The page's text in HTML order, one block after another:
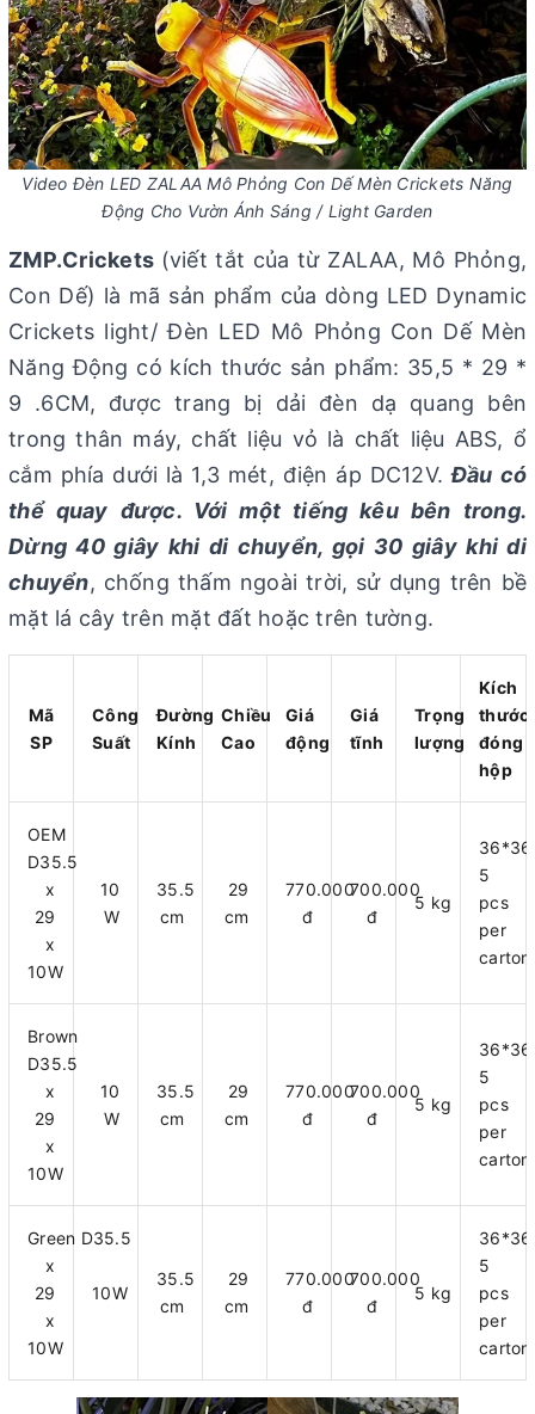
Video Đèn LED ZALAA Mô Phỏng Con Dế Mèn Crickets Năng
Động Cho Vườn Ánh Sáng / Light Garden
ZMP.Crickets (viết tắt của từ ZALAA, Mô Phỏng,
Con Dế) là mã sản phẩm của dòng LED Dynamic
Crickets light/ Đèn LED Mô Phỏng Con Dế Mèn
Năng Động có kích thước sản phẩm: 35,5 * 29 *
9 .6CM, được trang bị dải đèn dạ quang bên
trong thân máy, chất liệu vỏ là chất liệu ABS, ổ
cắm phía dưới là 1,3 mét, điện áp DC12V.Đầu có
thể quay được. Với một tiếng kêu bên trong.
Dừng 40 giây khi di chuyển, gọi 30 giây khi di
chuyển, chống thấm ngoài trời, sử dụng trên bề
mặt lá cây trên mặt đất hoặc trên tường.
Mã
SP
Công
Suất
Đường
Kính
Chiều
Cao
Giá
động
Giá
tĩnh
Trọng
lượng
Kích
thước
đóng
hộp
OEM
D35.5
x
29
x
10W
10
W
35.5
cm
29
cm
770.000
đ
700.000
đ
5 kg
5
pcs
per
carton
Brown
D35.5
x
29
x
10W
10
W
35.5
cm
29
cm
770.000
đ
700.000
đ
5 kg
5
pcs
per
carton
Green D35.5
x
29
x
10W
10W
35.5
cm
29
cm
770.000
đ
700.000
đ
5 kg
5
pcs
per
carton